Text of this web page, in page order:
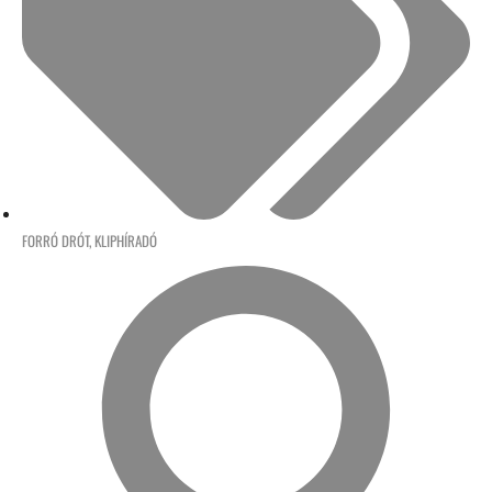
FORRÓ DRÓT, KLIPHÍRADÓ